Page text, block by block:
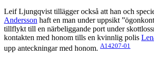
Leif Ljungqvist tillägger också att han och
Andersson haft en man under uppsikt
tillflykt till en närbeliggande port under
kontakten med honom tills en kvinnlig polis
upp anteckningar med honom. A14207-01